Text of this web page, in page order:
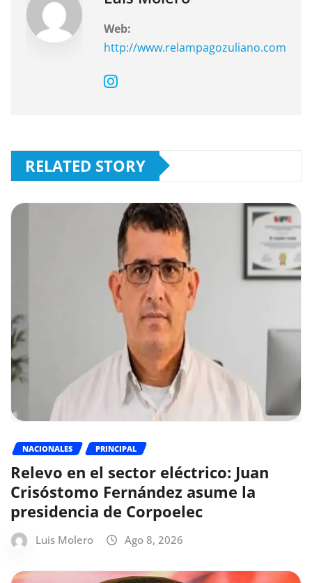
Web:
http://www.relampagozuliano.com
RELATED STORY
NACIONALES PRINCIPAL
Relevo en el sector eléctrico: Juan
Crisóstomo Fernández asume la
presidencia de Corpoelec
Luis Molero Ago 8, 2026